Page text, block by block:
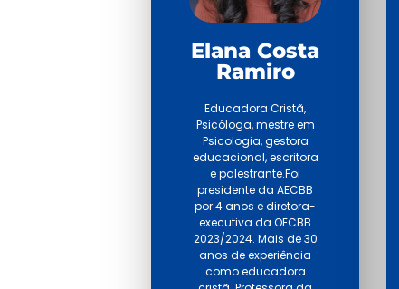
Elana Costa
Ramiro
Educadora Cristã,
Psicóloga, mestre em
Psicologia, gestora
educacional, escritora
e palestrante.Foi
presidente da AECBB
por 4 anos e diretora-
executiva da OECBB
2023/2024. Mais de 30
anos de experiência
como educadora